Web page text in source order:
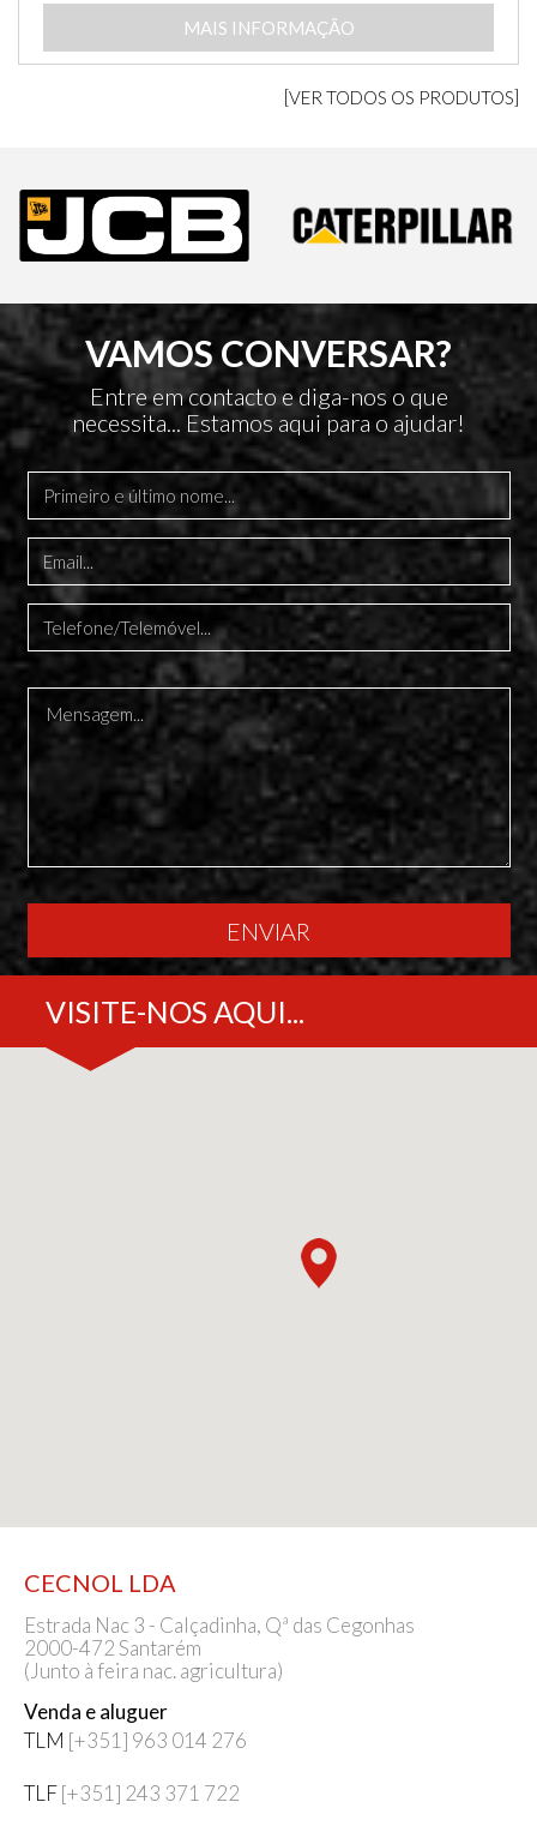
MAIS INFORMAÇÃO
[VER TODOS OS PRODUTOS]
VAMOS CONVERSAR?
Entre em contacto e diga-nos o que
necessita... Estamos aqui para o ajudar!
ENVIAR
VISITE-NOS AQUI...
CECNOL LDA
Estrada Nac 3 - Calçadinha, Qª das Cegonhas
2000-472 Santarém
(Junto à feira nac. agricultura)
Venda e aluguer
TLM [+351] 963 014 276
TLF[+351] 243 371 722